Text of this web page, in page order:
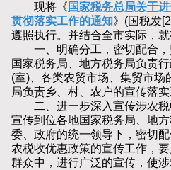
现将《 国家税务总局关于
贯彻落实工作的通知》(国税发
遵照执行。并结合全市实际，就
一、明确分工，密切配合，
国家税务局、地方税务局负责
(室)、各类农贸市场、集贸市场
局负责乡、村、农户的宣传落实
二、进一步深入宣传涉农税
宣传到位各地国家税务局、地
委、政府的统一领导下，密切
农税收优惠政策的宣传工作，
群众中，进行广泛的宣传，使